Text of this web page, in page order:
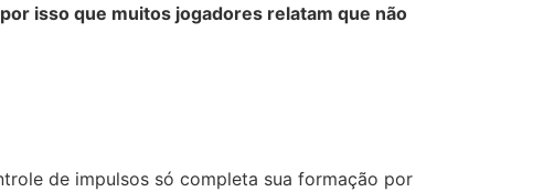
por isso que muitos jogadores relatam que não
de impulsos só completa sua formação por